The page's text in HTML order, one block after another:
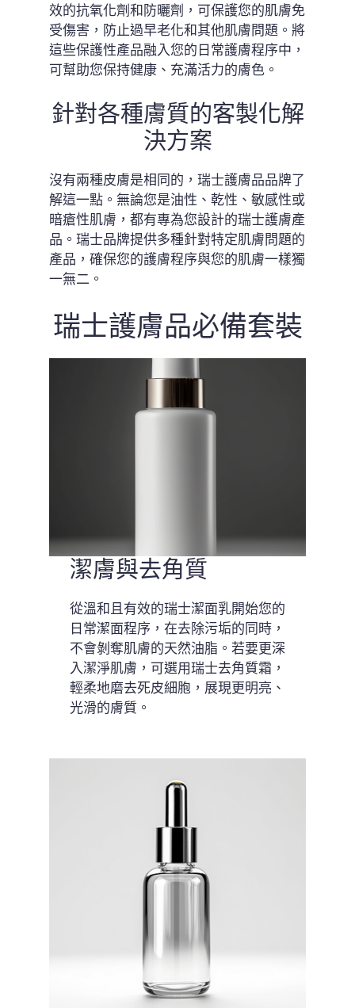
效的抗氧化劑和防曬劑，可保護您的肌膚免
受傷害，防止過早老化和其他肌膚問題。將
這些保護性產品融入您的日常護膚程序中，
可幫助您保持健康、充滿活力的膚色。
針對各種膚質的客製化解
決方案
沒有兩種皮膚是相同的，瑞士護膚品品牌了
解這一點。無論您是油性、乾性、敏感性或
暗瘡性肌膚，都有專為您設計的瑞士護膚產
品。瑞士品牌提供多種針對特定肌膚問題的
產品，確保您的護膚程序與您的肌膚一樣獨
一無二。
瑞士護膚品必備套裝
潔膚與去角質
從溫和且有效的瑞士潔面乳開始您的
日常潔面程序，在去除污垢的同時，
不會剝奪肌膚的天然油脂。若要更深
入潔淨肌膚，可選用瑞士去角質霜，
輕柔地磨去死皮細胞，展現更明亮、
光滑的膚質。